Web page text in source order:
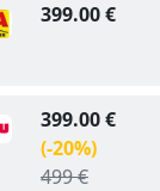
399.00 €
399.00 €
(-20%)
499 €